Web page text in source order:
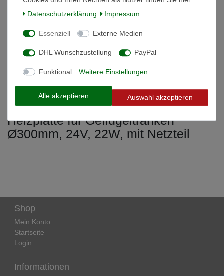
Technische Daten
Weitere Details
Informationen zur Produktsicherheit
Heizplatte für Geflügeltränken
Ø300mm, 24V, 22W, mit Netzteil
Shop
Mein Konto
Startseite
Login
Informationen
Daten­schutz­erklärung
Impressum
Essenziell Externe Medien
DHL Wunschzustellung PayPal
Funktional Weitere Einstellungen
Alle akzeptieren Auswahl akzeptieren